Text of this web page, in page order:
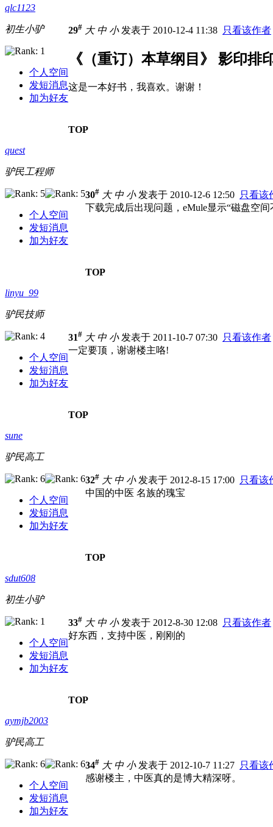
qlc1123
初生小驴
个人空间
发短消息
加为好友
29# 大 中 小发表于 2010-12-4 11:38 只看该作者
《（重订）本草纲目》 影印排
这是一本好书，我喜欢。谢谢！
TOP
quest
驴民工程师
个人空间
发短消息
加为好友
30# 大 中 小发表于 2010-12-6 12:50 只看该
下载完成后出现问题，eMule显示“磁盘空间
TOP
linyu_99
驴民技师
个人空间
发短消息
加为好友
31# 大 中 小发表于 2011-10-7 07:30 只看该作者
一定要顶，谢谢楼主咯!
TOP
sune
驴民高工
个人空间
发短消息
加为好友
32# 大 中 小发表于 2012-8-15 17:00 只看该
中国的中医 名族的瑰宝
TOP
sdut608
初生小驴
个人空间
发短消息
加为好友
33# 大 中 小发表于 2012-8-30 12:08 只看该作者
好东西，支持中医，刚刚的
TOP
aymjb2003
驴民高工
个人空间
发短消息
加为好友
34# 大 中 小发表于 2012-10-7 11:27 只看该
感谢楼主，中医真的是博大精深呀。